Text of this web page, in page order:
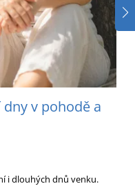
v pohodě a
i dlouhých dnů venku.